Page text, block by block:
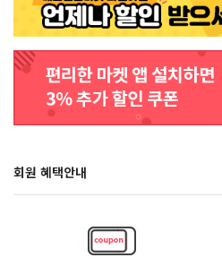
회원 혜택안내